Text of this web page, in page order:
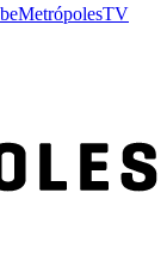
MetrópolesTV